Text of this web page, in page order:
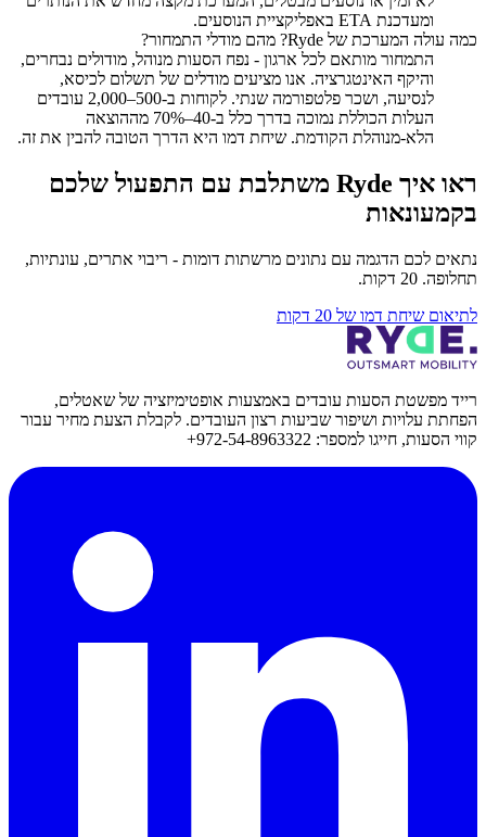
ומעדכנת ETA באפליקציית הנוסעים.
כמה עולה המערכת של Ryde? מהם מודלי התמחור?
התמחור מותאם לכל ארגון - נפח הסעות מנוהל, מודולים נבחרים,
והיקף האינטגרציה. אנו מציעים מודלים של תשלום לכיסא,
לנסיעה, ושכר פלטפורמה שנתי. לקוחות ב-500–2,000 עובדים
העלות הכוללת נמוכה בדרך כלל ב-40–70% מההוצאה
הלא-מנוהלת הקודמת. שיחת דמו היא הדרך הטובה להבין את זה.
ראו איך Ryde משתלבת עם התפעול שלכם
בקמעונאות
נתאים לכם הדגמה עם נתונים מרשתות דומות - ריבוי אתרים, עונתיות,
תחלופה. 20 דקות.
לתיאום שיחת דמו של 20 דקות
רייד מפשטת הסעות עובדים באמצעות אופטימיזציה של שאטלים,
הפחתת עלויות ושיפור שביעות רצון העובדים. לקבלת הצעת מחיר עבור
קווי הסעות, חייגו למספר: 972-54-8963322+